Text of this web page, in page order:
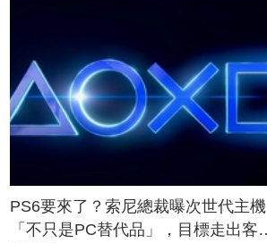
PS6要來了？索尼總裁曝次世代主機
「不只是PC替代品」，目標走出客